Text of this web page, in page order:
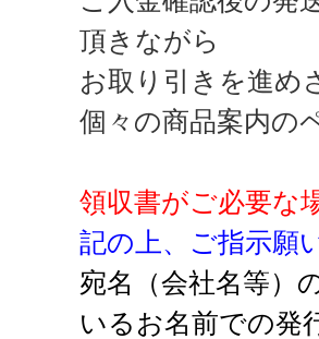
頂きながら
お取り引きを進め
個々の商品案内の
領収書がご必要な
記の上、ご指示願
宛名（会社名等）
いるお名前での発